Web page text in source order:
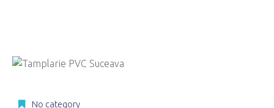
No category